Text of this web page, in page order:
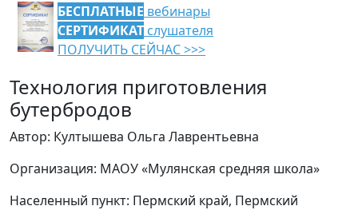
БЕСПЛАТНЫЕ вебинары
СЕРТИФИКАТ слушателя
ПОЛУЧИТЬ СЕЙЧАС >>>
Технология приготовления
бутербродов
Автор: Култышева Ольга Лаврентьевна
Организация: МАОУ «Мулянская средняя школа»
Населенный пункт: Пермский край, Пермский